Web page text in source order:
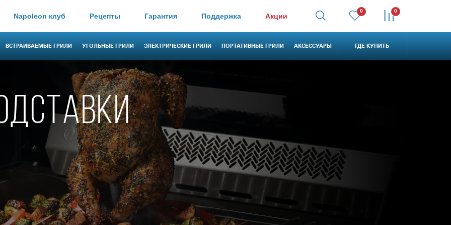
Napoleon клуб Рецепты Гарантия Поддержка Акции
0 0
ВСТРАИВАЕМЫЕ ГРИЛИ УГОЛЬНЫЕ ГРИЛИ ЭЛЕКТРИЧЕСКИЕ ГРИЛИ ПОРТАТИВНЫЕ ГРИЛИ АКСЕССУАРЫ ГДЕ КУПИТЬ